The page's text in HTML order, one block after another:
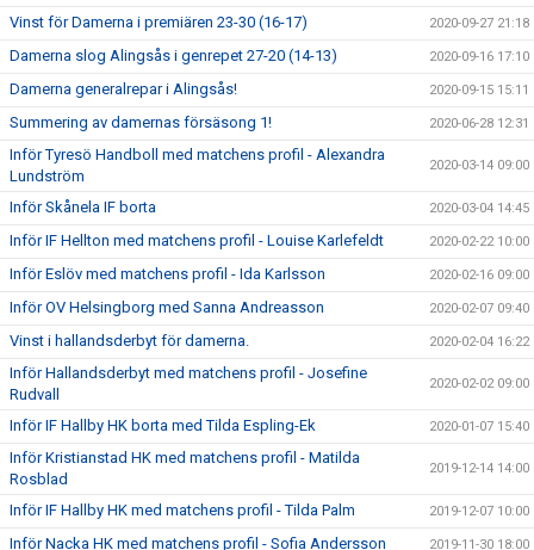
Vinst för Damerna i premiären 23-30 (16-17) 2020-09-27 21:18
Damerna slog Alingsås i genrepet 27-20 (14-13) 2020-09-16 17:10
Damerna generalrepar i Alingsås! 2020-09-15 15:11
Summering av damernas försäsong 1! 2020-06-28 12:31
Inför Tyresö Handboll med matchens profil - Alexandra
Lundström
2020-03-14 09:00
Inför Skånela IF borta 2020-03-04 14:45
Inför IF Hellton med matchens profil - Louise Karlefeldt 2020-02-22 10:00
Inför Eslöv med matchens profil - Ida Karlsson 2020-02-16 09:00
Inför OV Helsingborg med Sanna Andreasson 2020-02-07 09:40
Vinst i hallandsderbyt för damerna. 2020-02-04 16:22
Inför Hallandsderbyt med matchens profil - Josefine
Rudvall
2020-02-02 09:00
Inför IF Hallby HK borta med Tilda Espling-Ek 2020-01-07 15:40
Inför Kristianstad HK med matchens profil - Matilda
Rosblad
2019-12-14 14:00
Inför IF Hallby HK med matchens profil - Tilda Palm 2019-12-07 10:00
Inför Nacka HK med matchens profil - Sofia Andersson 2019-11-30 18:00